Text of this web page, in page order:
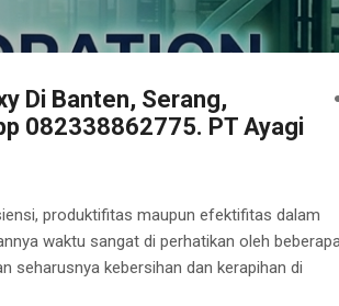
Di Banten, Serang,
082338862775. PT Ayagi
produktifitas maupun efektifitas dalam
waktu sangat di perhatikan oleh beberapa
seharusnya kebersihan dan kerapihan di